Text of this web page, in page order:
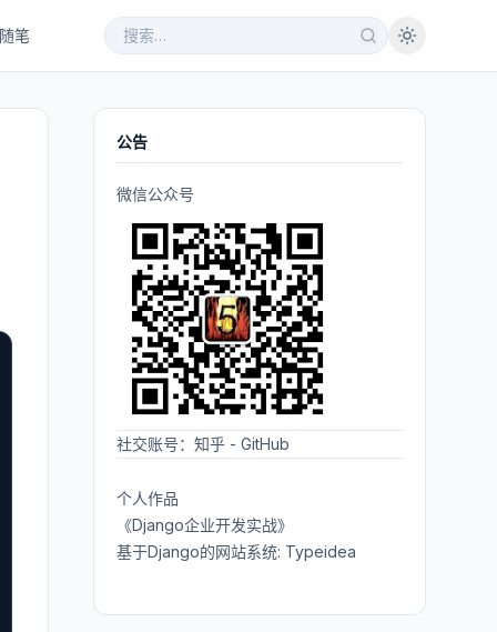
随笔
公告
微信公众号
社交账号： 知乎 - GitHub
个人作品
《Django企业开发实战》
基于Django的网站系统: Typeidea